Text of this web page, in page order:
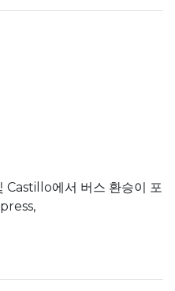
에서 버스 환승이 포